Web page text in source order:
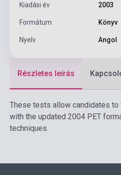
Kiadási év 2003
Formátum Könyv
Nyelv Angol
Részletes leírás
These tests allow candidates
with the updated 2004 PET
techniques.